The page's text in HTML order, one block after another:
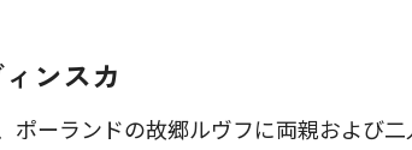
ンスカ
ポーランドの故郷ルヴフに両親および